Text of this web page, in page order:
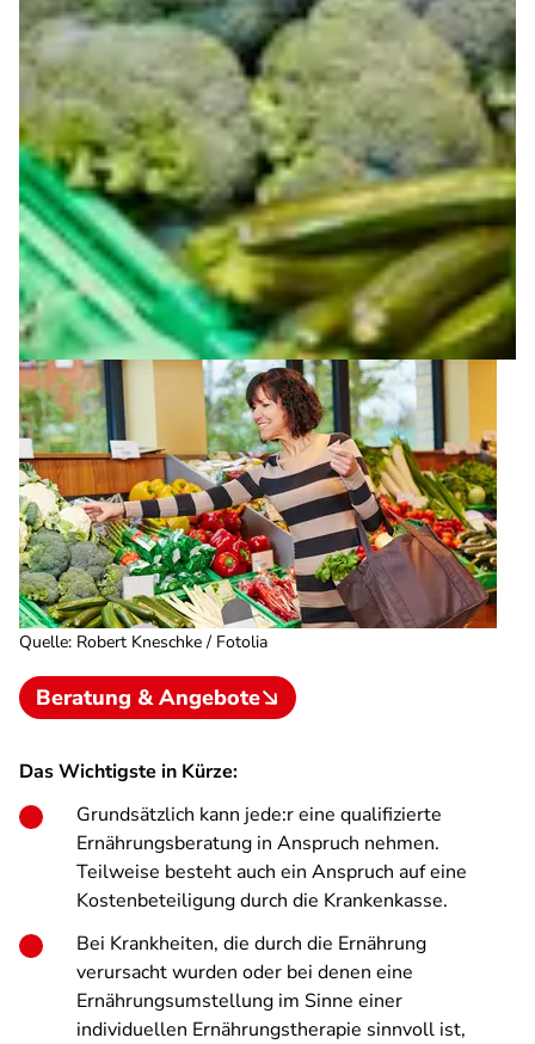
Quelle: Robert Kneschke / Fotolia
Beratung & Angebote
Das Wichtigste in Kürze:
Grundsätzlich kann jede:r eine qualifizierte
Ernährungsberatung in Anspruch nehmen.
Teilweise besteht auch ein Anspruch auf eine
Kostenbeteiligung durch die Krankenkasse.
Bei Krankheiten, die durch die Ernährung
verursacht wurden oder bei denen eine
Ernährungsumstellung im Sinne einer
individuellen Ernährungstherapie sinnvoll ist,